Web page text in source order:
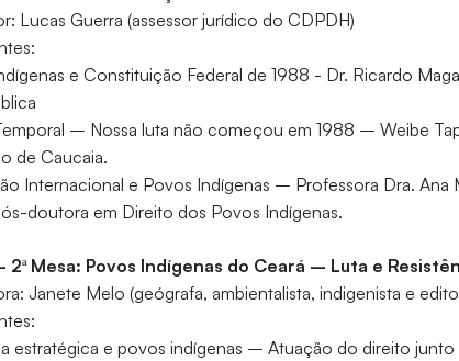
Lucas Guerra (assessor jurídico do CDPDH)
e Constituição Federal de 1988 - Dr. Ricardo
– Nossa luta não começou em 1988 – Weibe
de Caucaia.
Internacional e Povos Indígenas – Professora Dra. Ana
doutora em Direito dos Povos Indígenas.
2ª Mesa: Povos Indígenas do Ceará – Luta e
Janete Melo (geógrafa, ambientalista, indigenista e
estratégica e povos indígenas – Atuação do direito